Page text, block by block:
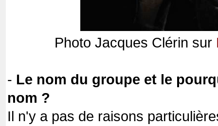
Photo Jacques Clérin sur
- Le nom du groupe et le
nom ?
Il n'y a pas de raisons